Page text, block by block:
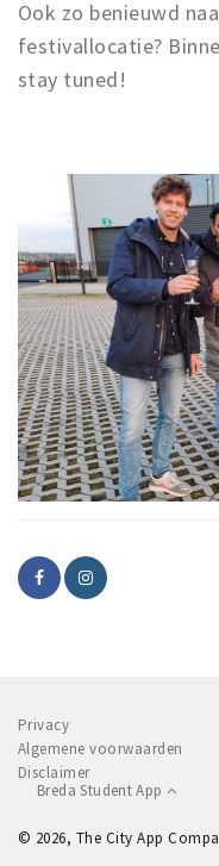
Ook zo benieuwd
festivallocatie?
stay tuned!
Privacy
Algemene voorwaarden
Disclaimer
Breda Student App
© 2026, The City App